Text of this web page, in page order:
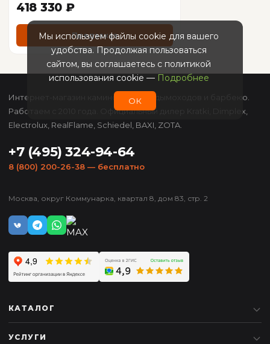
418 330 ₽
Предзаказ
Интернет-магазин каминов, печей, дымоходов и барбекю.
Работаем с 2010 года. Официальный дилер Kratki, Dimplex,
Electrolux, RealFlame, Schiedel, BAXI, ZOTA.
+7 (495) 324-94-64
8 (800) 200-26-38 — бесплатно
Москва, округ Коммунарка, квартал 8, дом 83, стр. 2
КАТАЛОГ
УСЛУГИ
Мы используем файлы cookie для вашего
удобства. Продолжая пользоваться
сайтом, вы соглашаетесь с политикой
использования cookie — Подробнее
ОК